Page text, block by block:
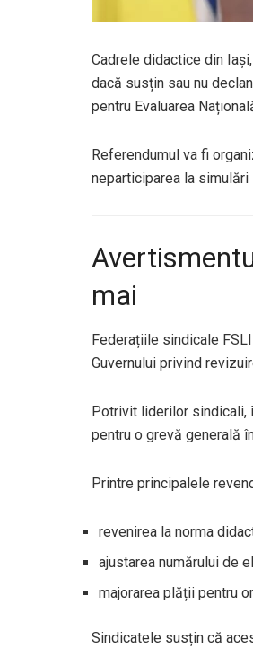
Cadrele didactice din
dacă susțin sau nu
pentru Evaluarea
Referendumul va fi
neparticiparea la simulări
mai
Federațiile sindicale
Guvernului privind
Potrivit liderilor sindicali,
pentru o grevă generală
Printre principalele
revenirea la norma
ajustarea numărului de
majorarea plății pentru
Sindicatele susțin că